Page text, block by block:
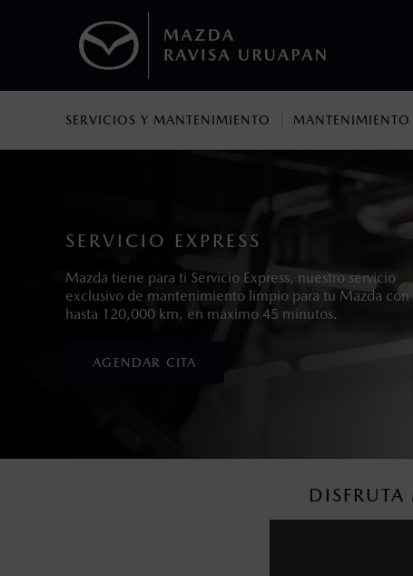
SERVICIOS Y MANTENIMIENTO
SERVICIO EXPRESS
Mazda tiene para ti Servicio Express, nuestro servicio
exclusivo de mantenimiento limpio para tu Mazda con
hasta 120,000 km, en máximo 45 minutos.
AGENDAR CITA
1
Los precios y especificaciones indicados
I.S.A.N., y pueden cambiar sin previo
modificar las especificaciones y los